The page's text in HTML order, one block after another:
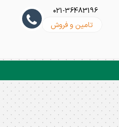
021-36483196
تامین و فروش